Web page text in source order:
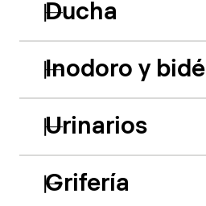
Ducha
Inodoro y bidé
Urinarios
Grifería